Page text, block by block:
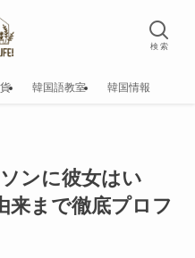
検 索
韓国語教室 韓国情報
ンに彼女はい
来まで徹底プロフ